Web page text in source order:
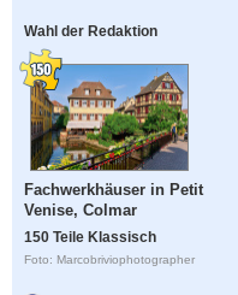
Wahl der Redaktion
Fachwerkhäuser in Petit
Venise, Colmar
150 Teile Klassisch
Foto: Marcobriviophotographer